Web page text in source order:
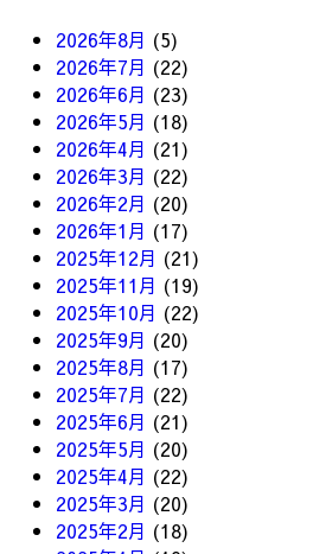
2026年8月 (5)
2026年7月 (22)
2026年6月 (23)
2026年5月 (18)
2026年4月 (21)
2026年3月 (22)
2026年2月 (20)
2026年1月 (17)
2025年12月 (21)
2025年11月 (19)
2025年10月 (22)
2025年9月 (20)
2025年8月 (17)
2025年7月 (22)
2025年6月 (21)
2025年5月 (20)
2025年4月 (22)
2025年3月 (20)
2025年2月 (18)